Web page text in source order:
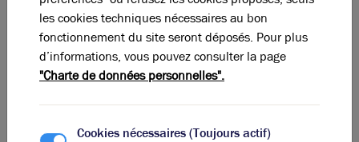
La perle rare pour votreprojet immobilier
Ces offres peuvent vous intéresser !
les cookies techniques nécessaires au bon
fonctionnement du site seront déposés. Pour plus
d’informations, vous pouvez consulter la page
"Charte de données personnelles".
Cookies nécessaires (Toujours actif)